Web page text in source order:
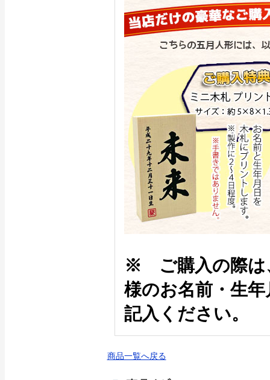
※ ご購入の際は
様のお名前・生
記入ください。
商品一覧へ戻る